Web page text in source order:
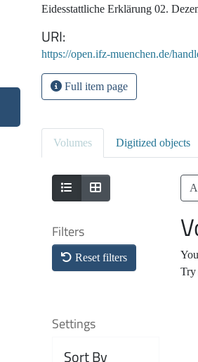
Eidesstattliche Erklärung 02.
URI
https://open.ifz-muenchen.de/
Full item page
Volumes Digitized objects
Filters
Reset filters
Settings
Sort By
Try